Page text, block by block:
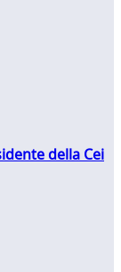
della Cei